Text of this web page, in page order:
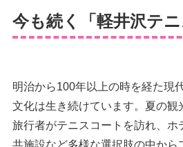
今も続く「軽井沢テ
明治から100年以上の時を経た現
文化は生き続けています。夏の観
旅行者がテニスコートを訪れ、ホ